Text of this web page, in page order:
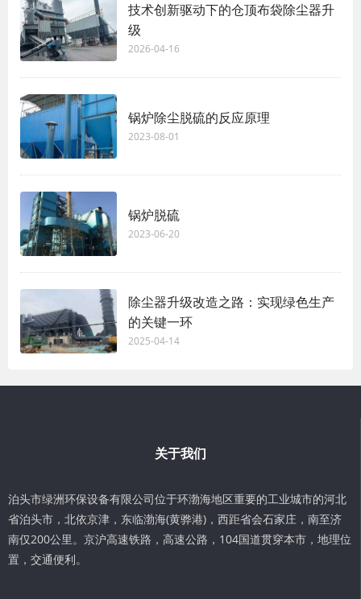
技术创新驱动下的仓顶布袋除尘器升
级
2026-04-16
锅炉除尘脱硫的反应原理
2023-08-01
锅炉脱硫
2023-06-20
除尘器升级改造之路：实现绿色生产
的关键一环
2025-04-14
关于我们
泊头市绿洲环保设备有限公司位于环渤海地区重要的工业城市的河北
省泊头市，北依京津，东临渤海(黄骅港)，西距省会石家庄，南至济
南仅200公里。京沪高速铁路，高速公路，104国道贯穿本市，地理位
置，交通便利。